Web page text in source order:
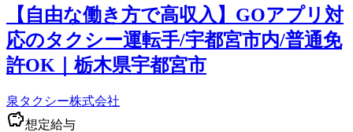
【自由な働き方で高収入】GOアプリ対
応のタクシー運転手/宇都宮市内/普通免
許OK｜栃木県宇都宮市
泉タクシー株式会社
想定給与